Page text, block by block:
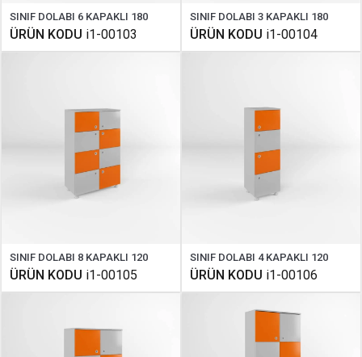
SINIF DOLABI 6 KAPAKLI 180
ÜRÜN KODU i1-00103
SINIF DOLABI 3 KAPAKLI 180
ÜRÜN KODU i1-00104
SINIF DOLABI 8 KAPAKLI 120
ÜRÜN KODU i1-00105
SINIF DOLABI 4 KAPAKLI 120
ÜRÜN KODU i1-00106